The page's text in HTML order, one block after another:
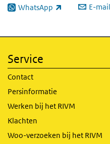
WhatsApp
(externe link) E-mail
Service
Contact
Persinformatie
Werken bij het RIVM
Klachten
Woo-verzoeken bij het RIVM